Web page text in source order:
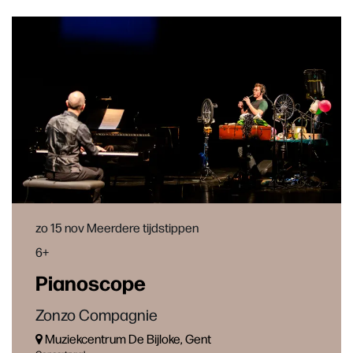
Pianoscope
Zonzo Compagnie
6+
zo 15 novMeerdere tijdstippen
Muziekcentrum De Bijloke, Gent